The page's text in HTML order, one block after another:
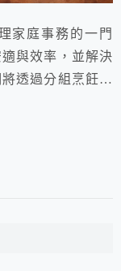
家庭事務的一門
與效率，並解決
透過分組烹飪實